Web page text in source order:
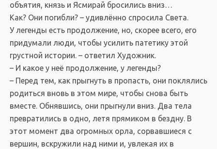
объятия, князь и Ясмирай бросились вниз…
Как? Они погибли? – удивлённо спросила Света.
У легенды есть продолжение, но, скорее всего, его
придумали люди, чтобы усилить патетику этой
грустной истории. – ответил Художник.
– И какое у неё продолжение, у легенды?
– Перед тем, как прыгнуть в пропасть, они поклялись
родиться вновь в этом мире, чтобы снова быть
вместе. Обнявшись, они прыгнули вниз. Два тела
превратились в одно, летя прямиком в бездну. В
этот момент два огромных орла, сорвавшиеся с
вершин, вскружили над ними и, увлекая их в